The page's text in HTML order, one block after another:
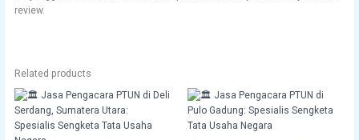
review.
Related products